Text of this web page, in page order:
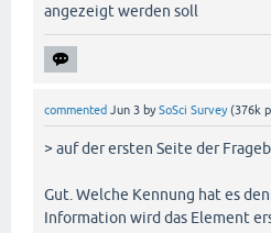
angezeigt werden soll
commented Jun 3 bySoSci Survey (376k
> auf der ersten Seite der
Gut. Welche Kennung hat es
Information wird das Element